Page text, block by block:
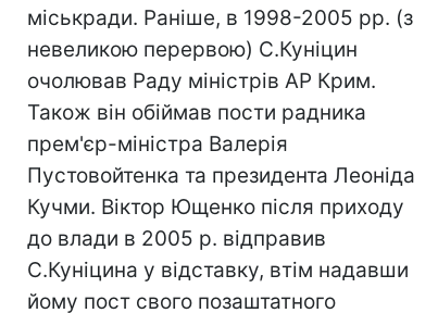
міськради. Раніше, в 1998-2005 рр. (з
невеликою перервою) С.Куніцин
очолював Раду міністрів АР Крим.
Також він обіймав пости радника
прем'єр-міністра Валерія
Пустовойтенка та президента Леоніда
Кучми. Віктор Ющенко після приходу
до влади в 2005 р. відправив
С.Куніцина у відставку, втім надавши
йому пост свого позаштатного